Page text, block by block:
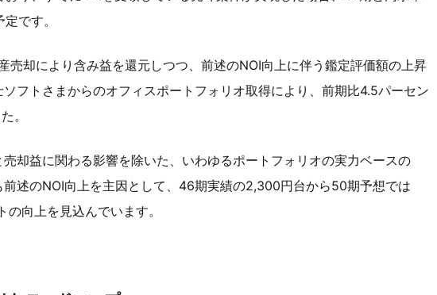
です。
売却により含み益を還元しつつ、前述のNOI向上に伴う鑑定評価額の上昇
フトさまからのオフィスポートフォリオ取得により、前期比4.5パーセン
。
却益に関わる影響を除いた、いわゆるポートフォリオの実力ベースの
述のNOI向上を主因として、46期実績の2,300円台から50期予想では
向上を見込んでいます。